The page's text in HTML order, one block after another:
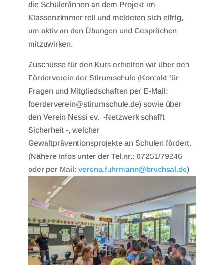
die Schüler/innen an dem Projekt im
Klassenzimmer teil und meldeten sich eifrig,
um aktiv an den Übungen und Gesprächen
mitzuwirken.
Zuschüsse für den Kurs erhielten wir über den
Förderverein der Stirumschule (Kontakt für
Fragen und Mitgliedschaften per E-Mail:
foerderverein@stirumschule.de) sowie über
den Verein Nessi ev. -Netzwerk schafft
Sicherheit -, welcher
Gewaltpräventionsprojekte an Schulen fördert.
(Nähere Infos unter der Tel.nr.: 07251/79246
oder per Mail:verena.fuhrmann@bruchsal.de)